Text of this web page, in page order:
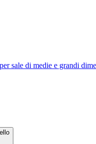
sale di medie e grandi